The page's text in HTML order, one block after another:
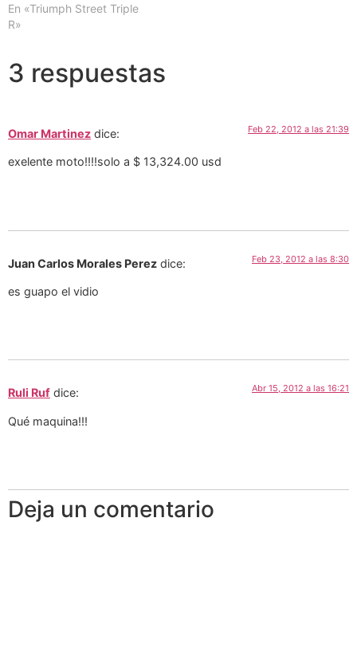
En «Triumph Street Triple
R»
3 respuestas
Omar Martinez dice: Feb 22, 2012 a las 21:39
exelente moto!!!!solo a $ 13,324.00 usd
Juan Carlos Morales Perez dice: Feb 23, 2012 a las 8:30
es guapo el vidio
Ruli Ruf dice: Abr 15, 2012 a las 16:21
Qué maquina!!!
Deja un comentario